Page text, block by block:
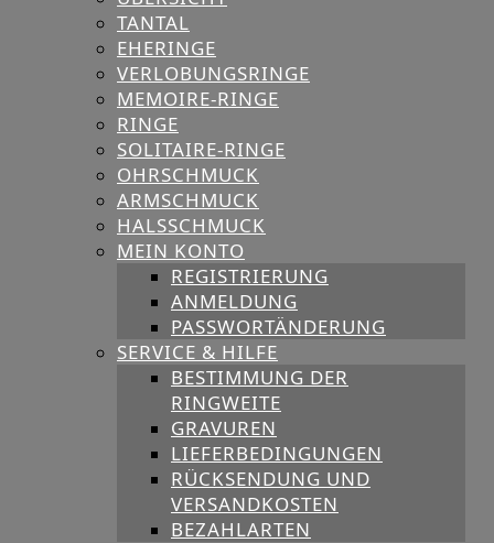
TANTAL
EHERINGE
VERLOBUNGSRINGE
MEMOIRE-RINGE
RINGE
SOLITAIRE-RINGE
OHRSCHMUCK
ARMSCHMUCK
HALSSCHMUCK
MEIN KONTO
REGISTRIERUNG
ANMELDUNG
PASSWORTÄNDERUNG
SERVICE & HILFE
BESTIMMUNG DER
RINGWEITE
GRAVUREN
LIEFERBEDINGUNGEN
RÜCKSENDUNG UND
VERSANDKOSTEN
BEZAHLARTEN